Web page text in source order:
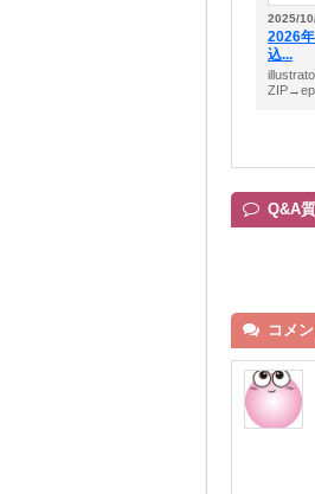
2025/
2026
込...
Q&A
コメ